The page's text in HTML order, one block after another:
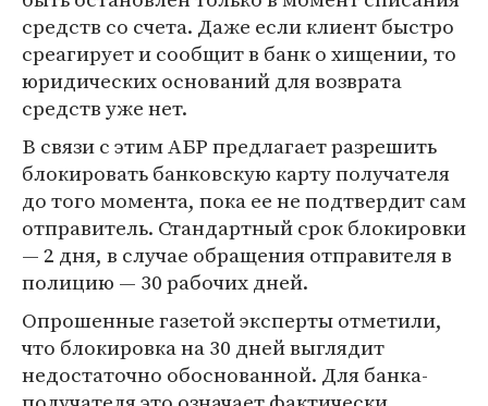
средств со счета. Даже если клиент быстро
среагирует и сообщит в банк о хищении, то
юридических оснований для возврата
средств уже нет.
В связи с этим АБР предлагает разрешить
блокировать банковскую карту получателя
до того момента, пока ее не подтвердит сам
отправитель. Стандартный срок блокировки
— 2 дня, в случае обращения отправителя в
полицию — 30 рабочих дней.
Опрошенные газетой эксперты отметили,
что блокировка на 30 дней выглядит
недостаточно обоснованной. Для банка-